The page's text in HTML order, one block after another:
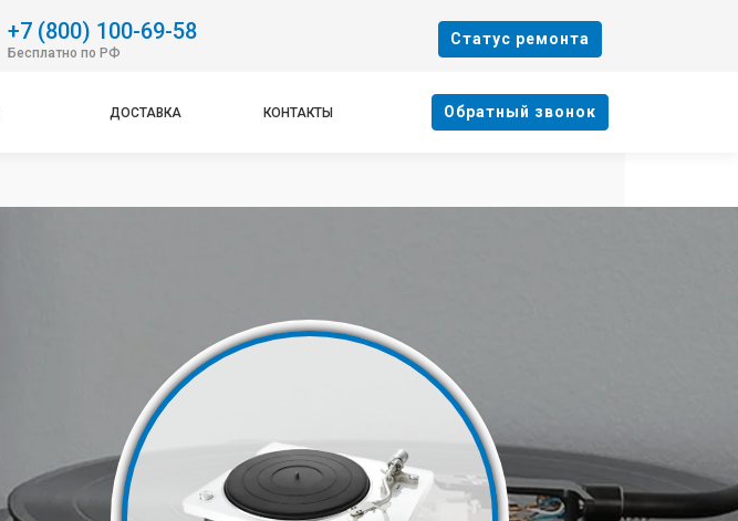
+7 (800) 100-69-58
Бесплатно по РФ
Cтатус ремонта
ДОСТАВКА КОНТАКТЫ Oбратный звонок